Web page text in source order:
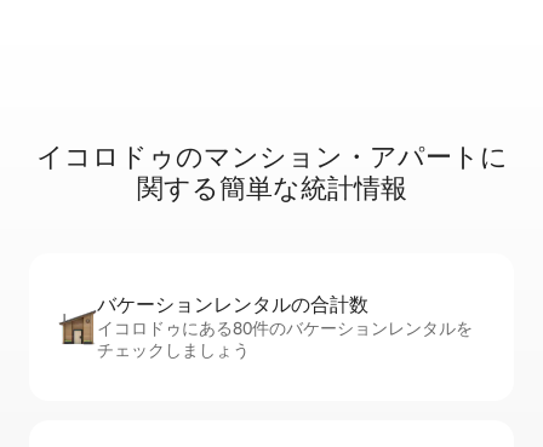
イコロドゥのマ⁠ン⁠シ⁠ョ⁠ン・ア⁠パ⁠ー⁠ト⁠に
関⁠す⁠る簡⁠単⁠な統⁠計⁠情⁠報
バケーションレ⁠ン⁠タ⁠ル⁠の合⁠計⁠数
イコロドゥにある80件のバケーションレンタルを
チェックしましょう